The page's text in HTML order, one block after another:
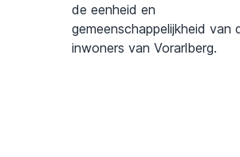
de eenheid en
gemeenschappelijkheid van
inwoners van Vorarlberg.